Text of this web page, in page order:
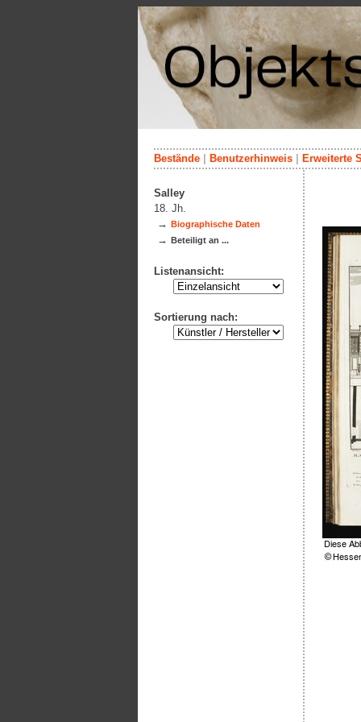
Bestände Benutzerhinweis Erweiterte
Salley
18. Jh.
→ Biographische Daten
→ Beteiligt an ...
Listenansicht:
Sortierung nach: